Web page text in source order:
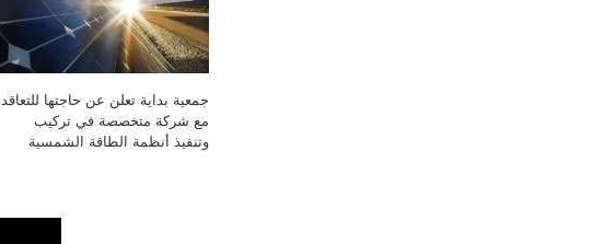
جمعية بداية تعلن عن حاجتها للتعاقد
مع شركة متخصصة في تركيب
وتنفيذ أنظمة الطاقة الشمسية